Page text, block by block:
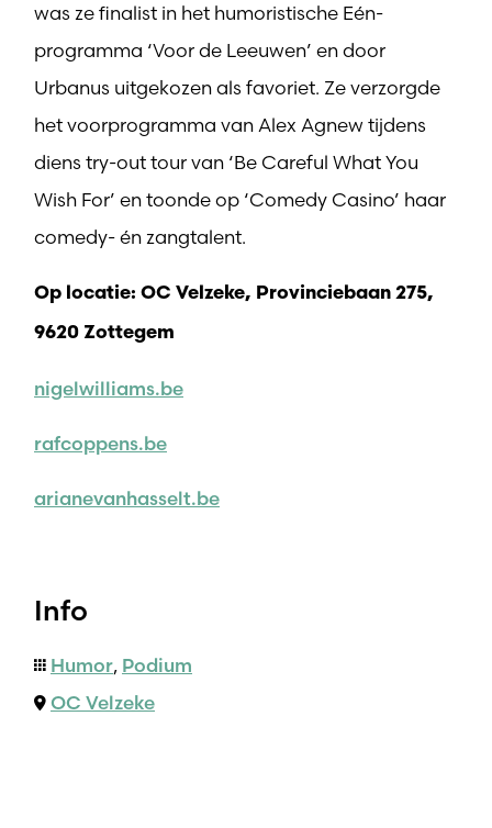
was ze finalist in het humoristische Eén-
programma ‘Voor de Leeuwen’ en door
Urbanus uitgekozen als favoriet. Ze verzorgde
het voorprogramma van Alex Agnew tijdens
diens try-out tour van ‘Be Careful What You
Wish For’ en toonde op ‘Comedy Casino’ haar
comedy- én zangtalent.
Op locatie: OC Velzeke, Provinciebaan 275,
9620 Zottegem
nigelwilliams.be
rafcoppens.be
arianevanhasselt.be
Info
Humor, Podium
OC Velzeke